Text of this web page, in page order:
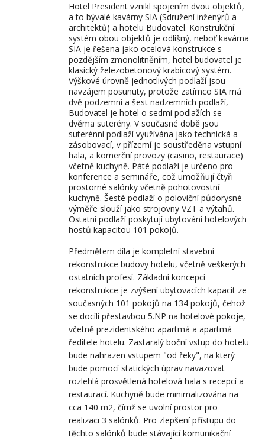
Hotel President vznikl spojením dvou objektů,
a to bývalé kavárny SIA (Sdružení inženýrů a
architektů) a hotelu Budovatel. Konstrukční
systém obou objektů je odlišný, neboť kavárna
SIA je řešena jako ocelová konstrukce s
pozdějším zmonolitněním, hotel budovatel je
klasický železobetonový krabicový systém.
Výškové úrovně jednotlivých podlaží jsou
navzájem posunuty, protože zatímco SIA má
dvě podzemní a šest nadzemních podlaží,
Budovatel je hotel o sedmi podlažích se
dvěma suterény. V současné době jsou
suterénní podlaží využívána jako technická a
zásobovací, v přízemí je soustředěna vstupní
hala, a komerční provozy (casino, restaurace)
včetně kuchyně. Páté podlaží je určeno pro
konference a semináře, což umožňují čtyři
prostorné salónky včetně pohotovostní
kuchyně. Šesté podlaží o poloviční půdorysné
výměře slouží jako strojovny VZT a výtahů.
Ostatní podlaží poskytují ubytování hotelových
hostů kapacitou 101 pokojů.
Předmětem díla je kompletní stavební
rekonstrukce budovy hotelu, včetně veškerých
ostatních profesí. Základní koncepcí
rekonstrukce je zvýšení ubytovacích kapacit ze
současných 101 pokojů na 134 pokojů, čehož
se docílí přestavbou 5.NP na hotelové pokoje,
včetně prezidentského apartmá a apartmá
ředitele hotelu. Zastaralý boční vstup do hotelu
bude nahrazen vstupem "od řeky", na který
bude pomocí statických úprav navazovat
rozlehlá prosvětlená hotelová hala s recepcí a
restaurací. Kuchyně bude minimalizována na
cca 140 m2, čímž se uvolní prostor pro
realizaci 3 salónků. Pro zlepšení přístupu do
těchto salónků bude stávající komunikační